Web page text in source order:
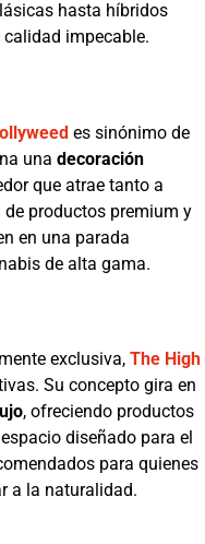
hasta híbridos
impecable.
es sinónimo de
una decoración
que atrae tanto a
productos premium y
en una parada
de alta gama.
exclusiva, The High
Su concepto gira en
, ofreciendo productos
diseñado para el
para quienes
a la naturalidad.